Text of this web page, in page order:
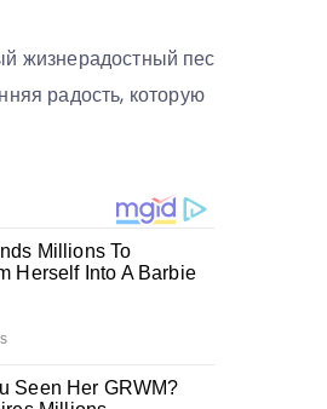
жизнерадостный пес
радость, которую